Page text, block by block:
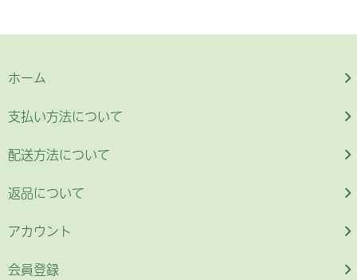
ホーム
支払い方法について
配送方法について
返品について
アカウント
会員登録